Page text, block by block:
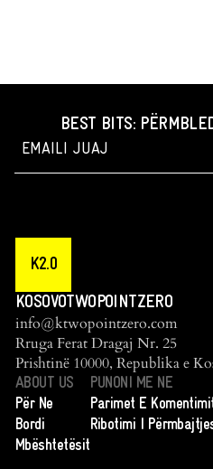
BEST BITS:
K2.0
KOSOVOTWOPOINTZERO
info@ktwopointzero.com
Rruga Ferat Dragaj Nr. 25
Prishtinë 10000, Republika e
ABOUT US
Për Ne
Bordi
Mbështetësit
PUNONI ME NE
Parimet E
Ribotimi I